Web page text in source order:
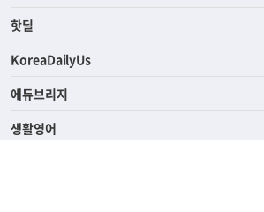
핫딜
KoreaDailyUs
에듀브리지
생활영어